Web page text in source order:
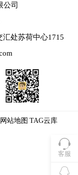
客服
公司
处苏荷中心1715
网站地图 TAG云库